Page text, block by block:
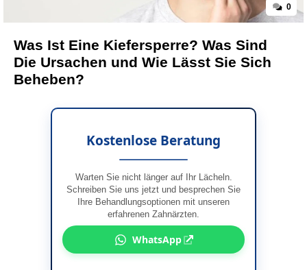
0
Was Ist Eine Kiefersperre? Was Sind
Die Ursachen und Wie Lässt Sie Sich
Beheben?
Kostenlose Beratung
Warten Sie nicht länger auf Ihr Lächeln.
Schreiben Sie uns jetzt und besprechen Sie
Ihre Behandlungsoptionen mit unseren
erfahrenen Zahnärzten.
WhatsApp